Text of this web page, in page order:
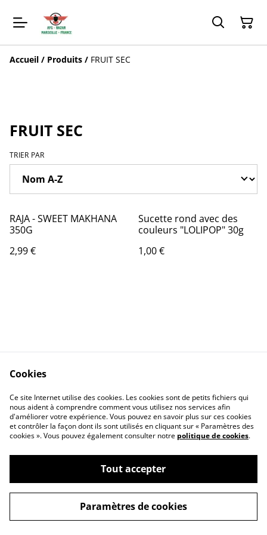
Accueil / Produits / FRUIT SEC
FRUIT SEC
TRIER PAR
RAJA - SWEET MAKHANA
350G
2,99 €
Sucette rond avec des
couleurs "LOLIPOP" 30g
1,00 €
Contactez-nous
Conditions
Politique de
confidentialité
Politique de cookies
©2026AFG BAZAR
powered by
Cookies
Ce site Internet utilise des cookies. Les cookies sont de petits fichiers qui
nous aident à comprendre comment vous utilisez nos services afin
d'améliorer votre expérience. Vous pouvez en savoir plus sur ces cookies
et contrôler la façon dont ils sont utilisés en cliquant sur « Paramètres des
cookies ». Vous pouvez également consulter notre politique de cookies.
Tout accepter
Paramètres de cookies